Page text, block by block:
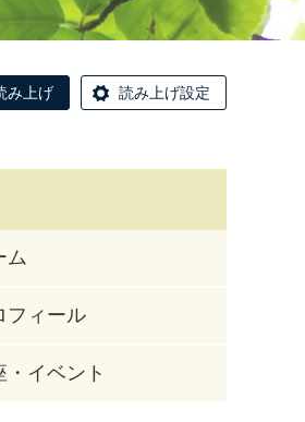
み上げ 読み上げ設定
ム
フィール
・イベント